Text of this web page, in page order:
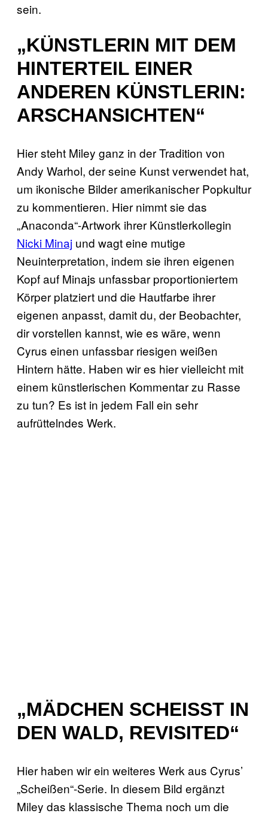
sein.
„KÜNSTLERIN MIT DEM
HINTERTEIL EINER
ANDEREN KÜNSTLERIN:
ARSCHANSICHTEN“
Hier steht Miley ganz in der Tradition von
Andy Warhol, der seine Kunst verwendet hat,
um ikonische Bilder amerikanischer Popkultur
zu kommentieren. Hier nimmt sie das
„Anaconda“-Artwork ihrer Künstlerkollegin
Nicki Minaj und wagt eine mutige
Neuinterpretation, indem sie ihren eigenen
Kopf auf Minajs unfassbar proportioniertem
Körper platziert und die Hautfarbe ihrer
eigenen anpasst, damit du, der Beobachter,
dir vorstellen kannst, wie es wäre, wenn
Cyrus einen unfassbar riesigen weißen
Hintern hätte. Haben wir es hier vielleicht mit
einem künstlerischen Kommentar zu Rasse
zu tun? Es ist in jedem Fall ein sehr
aufrüttelndes Werk.
„MÄDCHEN SCHEISST IN D
EN WALD, REVISITED“
Hier haben wir ein weiteres Werk aus Cyrus’
„Scheißen“-Serie. In diesem Bild ergänzt
Miley das klassische Thema noch um die